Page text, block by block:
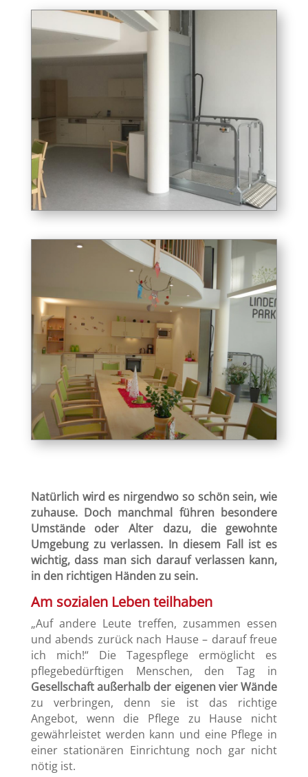
Natürlich wird es nirgendwo so schön sein, wie
zuhause. Doch manchmal führen besondere
Umstände oder Alter dazu, die gewohnte
Umgebung zu verlassen. In diesem Fall ist es
wichtig, dass man sich darauf verlassen kann,
in den richtigen Händen zu sein.
Am sozialen Leben teilhaben
„Auf andere Leute treffen, zusammen essen
und abends zurück nach Hause – darauf freue
ich mich!“ Die Tagespflege ermöglicht es
pflegebedürftigen Menschen, den Tag in
Gesellschaft außerhalb der eigenen vier Wände
zu verbringen, denn sie ist das richtige
Angebot, wenn die Pflege zu Hause nicht
gewährleistet werden kann und eine Pflege in
einer stationären Einrichtung noch gar nicht
nötig ist.